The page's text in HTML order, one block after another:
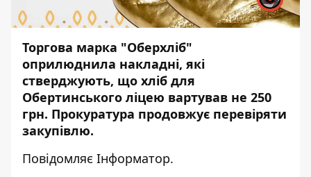
Торгова марка "Оберхліб"
оприлюднила накладні, які
стверджують, що хліб для
Обертинського ліцею вартував не 250
грн. Прокуратура продовжує перевіряти
закупівлю.
Повідомляє Інформатор.